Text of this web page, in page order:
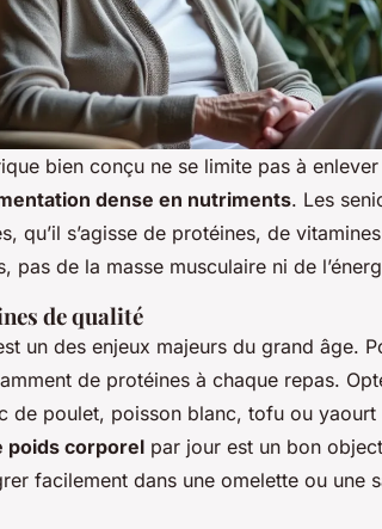
bien conçu ne se limite pas à enlever
dense en nutriments. Les
qu’il s’agisse de protéines, de
pas de la masse musculaire ni de
de qualité
un des enjeux majeurs du grand âge.
de protéines à chaque repas.
de poulet, poisson blanc, tofu ou yaourt
poids corporel par jour est un bon
facilement dans une omelette ou une